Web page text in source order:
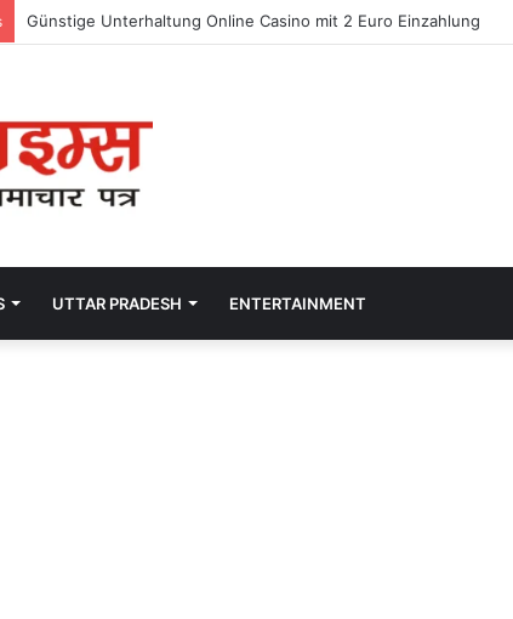
Günstige Unterhaltung Online Casino mit 2 Euro Einzahlung
UTTAR PRADESH ENTERTAINMENT